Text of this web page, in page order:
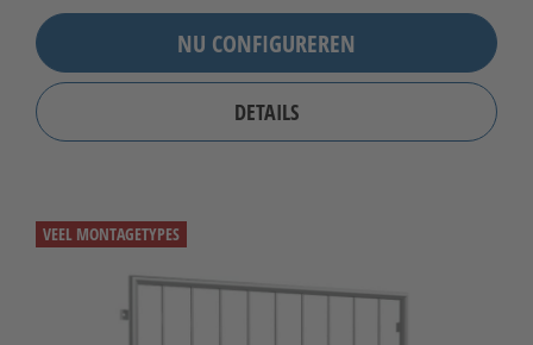
NU CONFIGUREREN
DETAILS
VEEL MONTAGETYPES